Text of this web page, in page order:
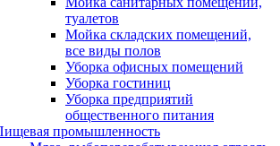
туалетов
Мойка складских помещений,
все виды полов
Уборка офисных помещений
Уборка гостиниц
Уборка предприятий
общественного питания
промышленность